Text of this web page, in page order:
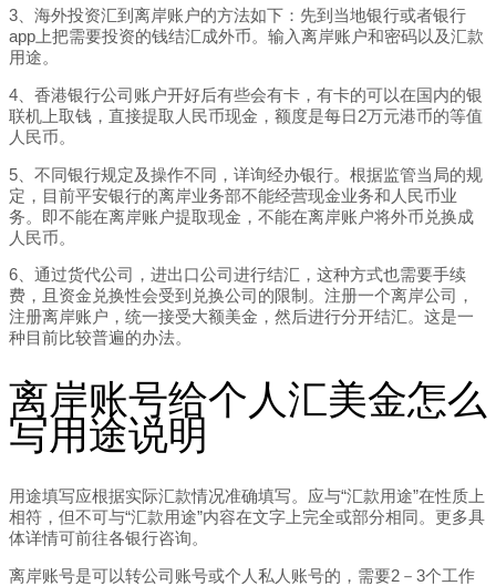
3、海外投资汇到离岸账户的方法如下：先到当地银行或者银行
app上把需要投资的钱结汇成外币。输入离岸账户和密码以及汇款
用途。
4、香港银行公司账户开好后有些会有卡，有卡的可以在国内的银
联机上取钱，直接提取人民币现金，额度是每日2万元港币的等值
人民币。
5、不同银行规定及操作不同，详询经办银行。根据监管当局的规
定，目前平安银行的离岸业务部不能经营现金业务和人民币业
务。即不能在离岸账户提取现金，不能在离岸账户将外币兑换成
人民币。
6、通过货代公司，进出口公司进行结汇，这种方式也需要手续
费，且资金兑换性会受到兑换公司的限制。注册一个离岸公司，
注册离岸账户，统一接受大额美金，然后进行分开结汇。这是一
种目前比较普遍的办法。
离岸账号给个人汇美金怎么
写用途说明
用途填写应根据实际汇款情况准确填写。应与“汇款用途”在性质上
相符，但不可与“汇款用途”内容在文字上完全或部分相同。更多具
体详情可前往各银行咨询。
离岸账号是可以转公司账号或个人私人账号的，需要2－3个工作